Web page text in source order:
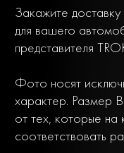
Закажите
для вашего
представителя
Фото носят
характер. Размер
от тех, которые на
соответствовать